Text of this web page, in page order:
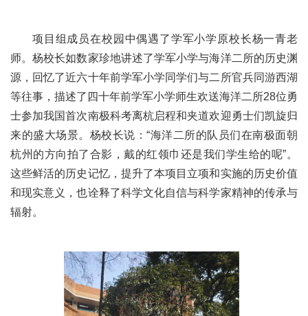
项目组成员在校园中偶遇了学军小学原校长杨一青老
师。杨校长如数家珍地讲述了学军小学与海洋二所的历史渊
源，回忆了近六十年前学军小学同学们与二所官兵同游西湖
等往事，描述了四十年前学军小学师生欢送海洋二所28位勇
士参加我国首次南极科考离杭启程和夹道欢迎勇士们凯旋归
来的盛大场景。杨校长说：“海洋二所的队员们在南极面朝
杭州的方向拍了合影，戴的红领巾还是我们学生给的呢”。
这些鲜活的历史记忆，提升了本项目立项和实施的历史价值
和现实意义，也诠释了科学文化自信与科学家精神的传承与
辐射。